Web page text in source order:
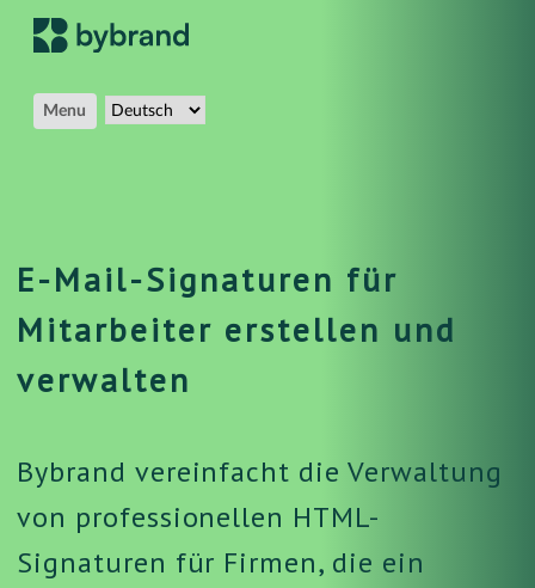
Menu
E-Mail-Signaturen für
Mitarbeiter erstellen und
verwalten
Bybrand vereinfacht die Verwaltung
von professionellen HTML-
Signaturen für Firmen, die ein